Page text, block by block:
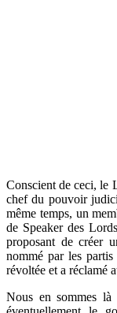
Conscient de ceci, le
chef du pouvoir
même temps, un
de Speaker des
proposant de créer
nommé par les partis
révoltée et a réclamé
Nous en sommes